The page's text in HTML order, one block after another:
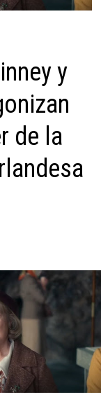
y
de la